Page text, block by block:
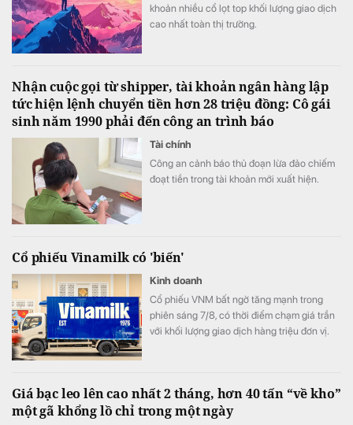
khoản nhiều cổ lọt top khối lượng giao dịch
cao nhất toàn thị trường.
Nhận cuộc gọi từ shipper, tài khoản ngân hàng lập
tức hiện lệnh chuyển tiền hơn 28 triệu đồng: Cô gái
sinh năm 1990 phải đến công an trình báo
Tài chính
Công an cảnh báo thủ đoạn lừa đảo chiếm
đoạt tiền trong tài khoản mới xuất hiện.
Cổ phiếu Vinamilk có 'biến'
Kinh doanh
Cổ phiếu VNM bất ngờ tăng mạnh trong
phiên sáng 7/8, có thời điểm chạm giá trần
với khối lượng giao dịch hàng triệu đơn vị.
Giá bạc leo lên cao nhất 2 tháng, hơn 40 tấn “về kho”
một gã khổng lồ chỉ trong một ngày